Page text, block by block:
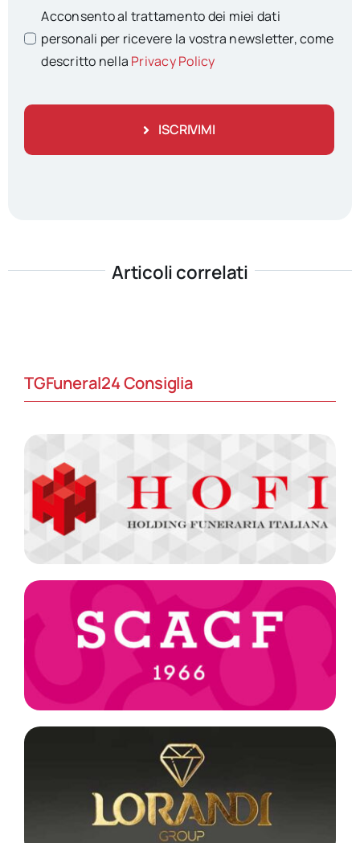
Acconsento al trattamento dei miei dati
personali per ricevere la vostra newsletter, come
descritto nella Privacy Policy
ISCRIVIMI
Articoli correlati
TGFuneral24 Consiglia